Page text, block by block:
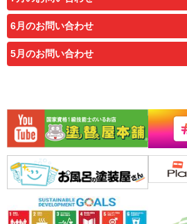
6月のお問い合わせ
5月のお問い合わせ